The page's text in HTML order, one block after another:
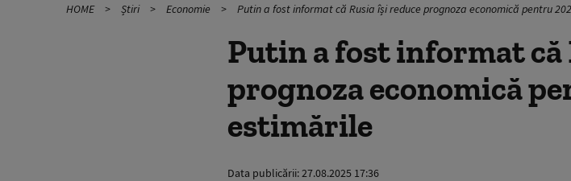
HOME Știri Economie Putin a fost informat că Rusia își reduce prognoza economică pentru
Putin a fost informat că
prognoza economică
estimările
Data publicării:27.08.2025 17:36